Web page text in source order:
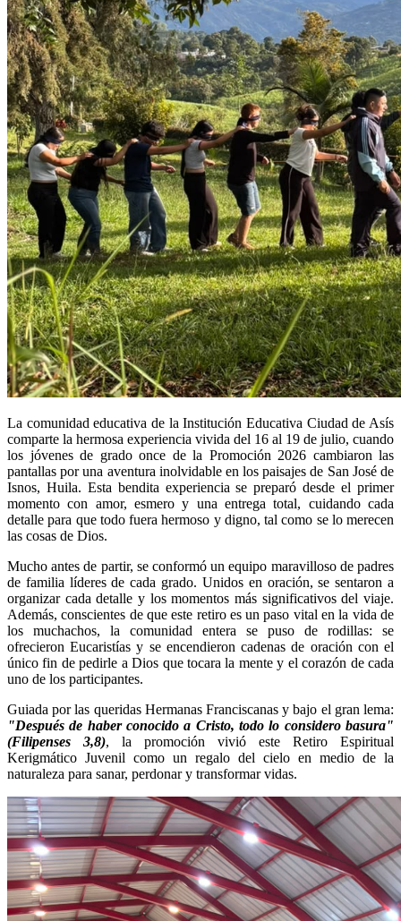
La comunidad educativa de la Institución Educativa Ciudad de Asís
comparte la hermosa experiencia vivida del 16 al 19 de julio, cuando
los jóvenes de grado once de la Promoción 2026 cambiaron las
pantallas por una aventura inolvidable en los paisajes de San José de
Isnos, Huila. Esta bendita experiencia se preparó desde el primer
momento con amor, esmero y una entrega total, cuidando cada
detalle para que todo fuera hermoso y digno, tal como se lo merecen
las cosas de Dios.
Mucho antes de partir, se conformó un equipo maravilloso de padres
de familia líderes de cada grado. Unidos en oración, se sentaron a
organizar cada detalle y los momentos más significativos del viaje.
Además, conscientes de que este retiro es un paso vital en la vida de
los muchachos, la comunidad entera se puso de rodillas: se
ofrecieron Eucaristías y se encendieron cadenas de oración con el
único fin de pedirle a Dios que tocara la mente y el corazón de cada
uno de los participantes.
Guiada por las queridas Hermanas Franciscanas y bajo el gran lema:
"Después de haber conocido a Cristo, todo lo considero basura"
(Filipenses 3,8), la promoción vivió este Retiro Espiritual
Kerigmático Juvenil como un regalo del cielo en medio de la
naturaleza para sanar, perdonar y transformar vidas.